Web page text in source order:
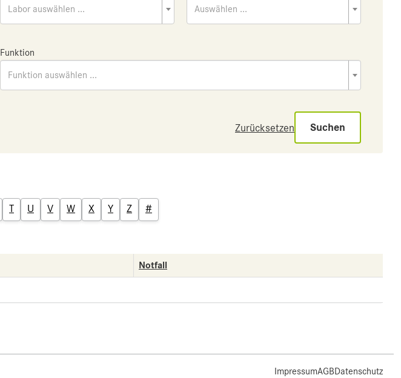
Labor auswählen ... Auswählen ...
Funktion
Funktion auswählen ...
Zurücksetzen Suchen
T U V W X Y Z #
Notfall
ImpressumAGBDatenschutz